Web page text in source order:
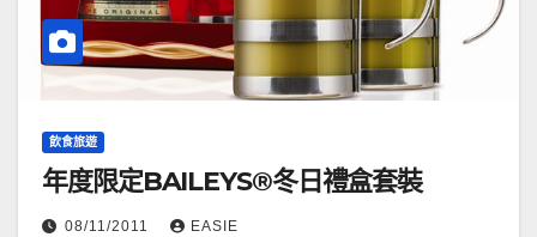
飲食旅遊
年度限定BAILEYS®冬日禮盒套裝
08/11/2011 EASIE